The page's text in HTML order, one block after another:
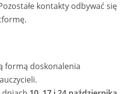
kontakty odbywać się
formą doskonalenia